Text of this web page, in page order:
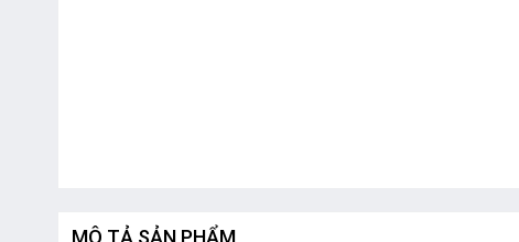
MÔ TẢ SẢN PHẨM